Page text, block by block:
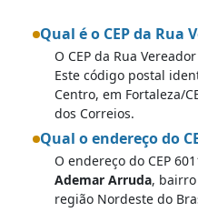
Qual é o CEP da Rua
O CEP da Rua
Este código postal
Centro, em Fortaleza/
dos Correios.
Qual o endereço do
O endereço do CEP
Ademar Arruda, bairro
região Nordeste do